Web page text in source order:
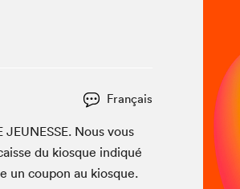
Français
JEUNESSE. Nous vous
du kiosque indiqué
un coupon au kiosque.